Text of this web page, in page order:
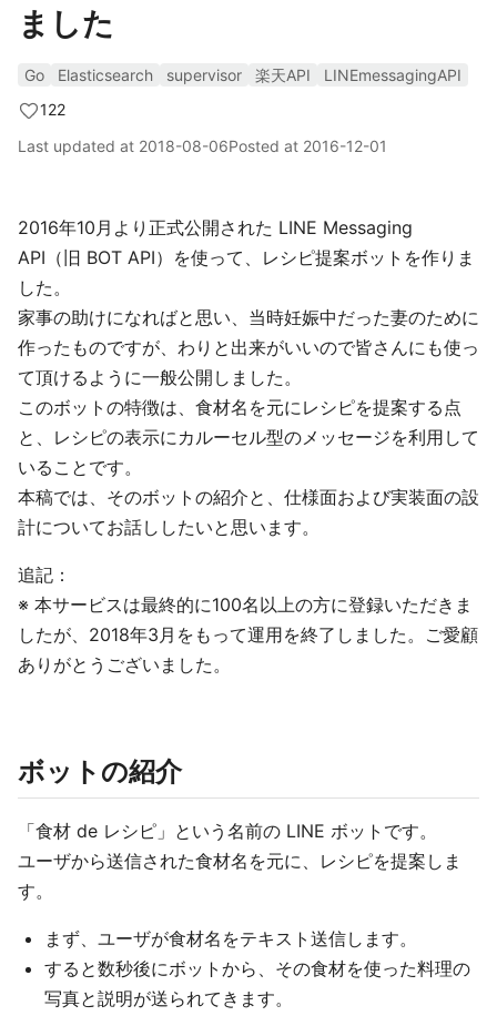
ました
Go Elasticsearch supervisor 楽天API
LINEmessagingAPI
122
Last updated at 2018-08-06Posted at 2016-12-01
2016年10月より正式公開された LINE Messaging
API（旧 BOT API）を使って、レシピ提案ボットを作りま
した。
家事の助けになればと思い、当時妊娠中だった妻のために
作ったものですが、わりと出来がいいので皆さんにも使っ
て頂けるように一般公開しました。
このボットの特徴は、食材名を元にレシピを提案する点
と、レシピの表示にカルーセル型のメッセージを利用して
いることです。
本稿では、そのボットの紹介と、仕様面および実装面の設
計についてお話ししたいと思います。
追記：
※ 本サービスは最終的に100名以上の方に登録いただきま
したが、2018年3月をもって運用を終了しました。ご愛顧
ありがとうございました。
ボットの紹介
「食材 de レシピ」という名前の LINE ボットです。
ユーザから送信された食材名を元に、レシピを提案しま
す。
まず、ユーザが食材名をテキスト送信します。
すると数秒後にボットから、その食材を使った料理の
写真と説明が送られてきます。